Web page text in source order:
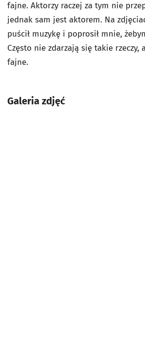
fajne. Aktorzy raczej za tym nie
jednak sam jest aktorem. Na
puścił muzykę i poprosił mnie,
Często nie zdarzają się takie rzeczy,
fajne.
Galeria zdjęć